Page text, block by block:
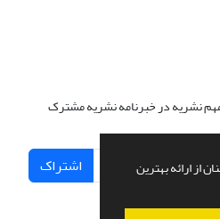
از ارائه بهترین
مهم نشریه در خبرنامه نشریه مشترک
اشتراک